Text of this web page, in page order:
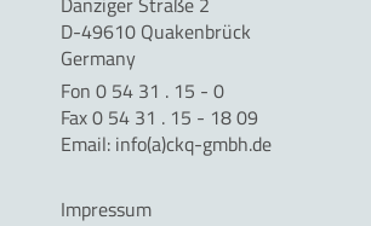
D-49610 Quakenbrück
Germany
Fon 0 54 31 . 15 - 0
Fax 0 54 31 . 15 - 18 09
Email: info(a)ckq-gmbh.de
Impressum